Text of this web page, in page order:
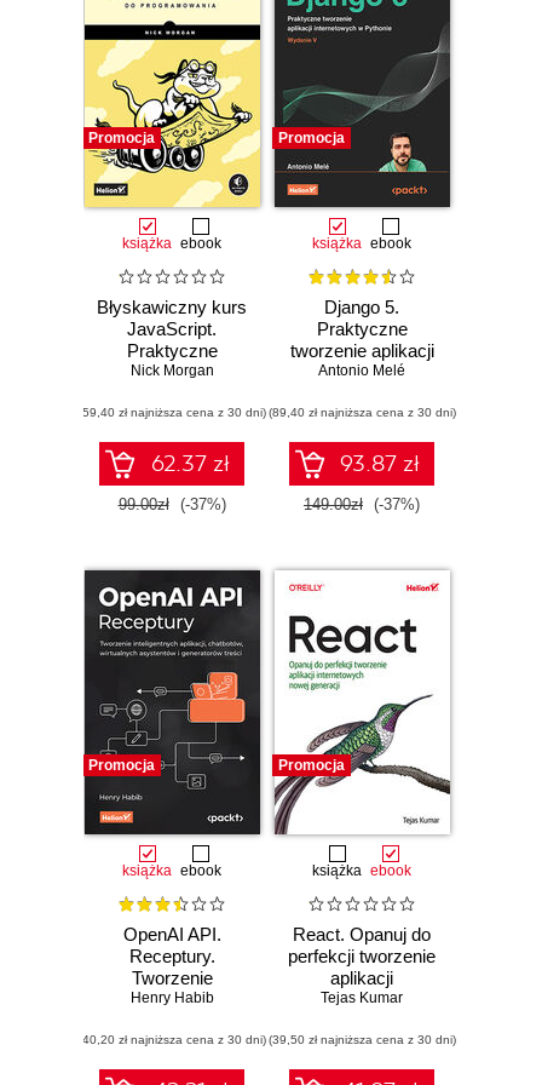
Promocja
książka ebook
Błyskawiczny kurs
JavaScript.
Praktyczne
wprowadzenie do
Nick Morgan
(59,40 zł najniższa cena z 30 dni)
62.37 zł
99.00zł (-37%)
Promocja
książka ebook
Django 5.
Praktyczne
tworzenie aplikacji
internetowych w
V
Antonio Melé
(89,40 zł najniższa cena z 30 dni)
93.87 zł
149.00zł (-37%)
Promocja
książka ebook
OpenAI API.
Receptury.
Tworzenie
inteligentnych
chatbotów,
wirtualnych
Henry Habib
(40,20 zł najniższa cena z 30 dni)
Promocja
książka ebook
React. Opanuj do
perfekcji tworzenie
aplikacji
internetowych
Tejas Kumar
(39,50 zł najniższa cena z 30 dni)